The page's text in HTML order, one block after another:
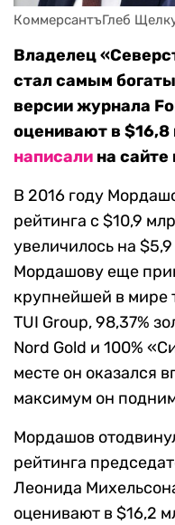
КоммерсантъГлеб
Владелец
стал самым
версии журнала
оценивают в
написали на сайте
В 2016 году
рейтинга с $10,9
увеличилось на
Мордашову еще
крупнейшей в мире
TUI Group, 98,37%
Nord Gold и 100%
месте он оказался
максимум он
Мордашов
рейтинга
Леонида
оценивают в $16,2